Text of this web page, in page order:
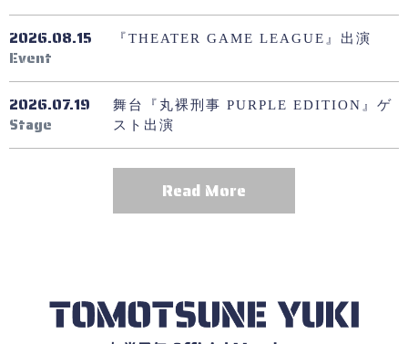
2026.08.15
Event
『THEATER GAME LEAGUE』出演
2026.07.19
Stage
舞台『丸裸刑事 PURPLE EDITION』ゲ
スト出演
Read More